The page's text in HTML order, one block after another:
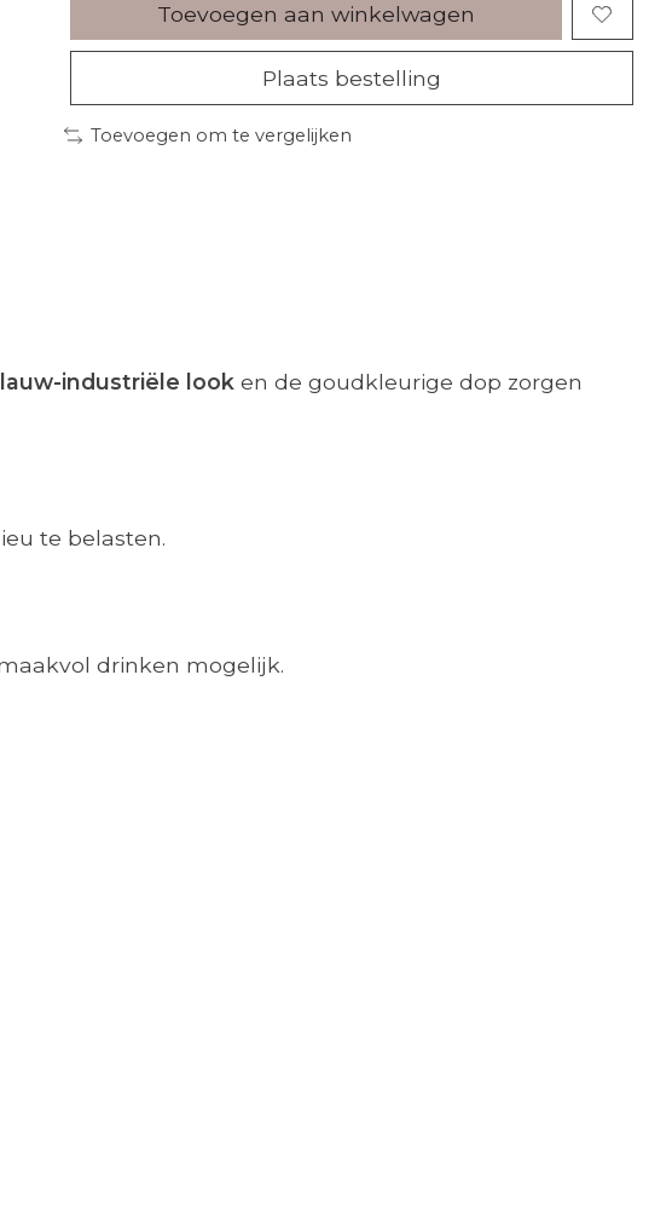
Toevoegen aan winkelwagen
Plaats bestelling
Toevoegen om te vergelijken
industriële look en de goudkleurige dop zorgen
te belasten.
drinken mogelijk.